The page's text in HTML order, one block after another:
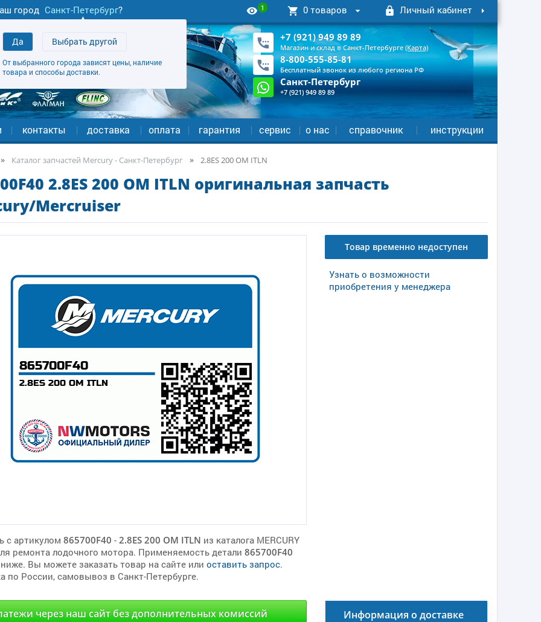
город Санкт-Петербург?
Да Выбрать другой
От выбранного города зависят цены, наличие
товара и способы доставки.
1 0 товаров Личный кабинет
+7 (921) 949 89 89
Магазин и склад в Санкт-Петербурге (Карта)
8-800-555-85-81
Бесплатный звонок из любого региона РФ
Санкт-Петербург
+7 (921) 949 89 89
контакты доставка оплата гарантия сервис о нас справочник инструкции
Каталог запчастей Mercury - Санкт-Петербург 2.8ES 200 OM ITLN
2.8ES 200 OM ITLN оригинальная запчасть
Mercruiser
с артикулом 865700F40 - 2.8ES 200 OM ITLN из каталога MERCURY
ремонта лодочного мотора. Применяемость детали 865700F40
Вы можете заказать товар на сайте или оставить запрос.
по России, самовывоз в Санкт-Петербурге.
Товар временно недоступен
Узнать о возможности
приобретения у менеджера
через наш сайт без дополнительных комиссий Информация о доставке